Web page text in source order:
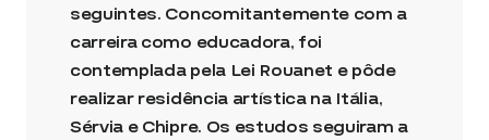
seguintes. Concomitantemente com a
carreira como educadora, foi
contemplada pela Lei Rouanet e pôde
realizar residência artística na Itália,
Sérvia e Chipre. Os estudos seguiram a